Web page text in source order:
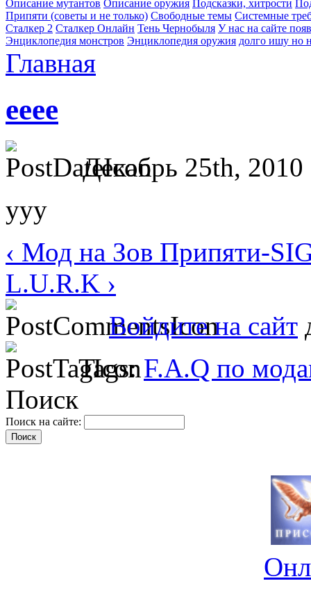
Описание мутантов Описание оружия Подсказки, хитрости
Припяти (советы и не только) Свободные темы Системные
Сталкер 2 Сталкер Онлайн Тень Чернобыля У нас на сайте
Энциклопедия монстров Энциклопедия оружия долго ишу но
Главная
ееее
Декабрь 25th,
ууу
‹ Мод на Зов Припяти-
L.U.R.K ›
Войдите на сайт
Tags:F.A.Q по
Поиск
Поиск на сайте: